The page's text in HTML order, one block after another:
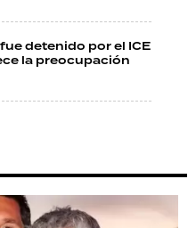
detenido por el ICE
la preocupación